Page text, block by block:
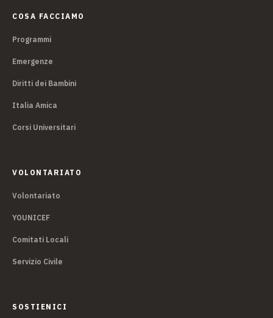
COSA FACCIAMO
Programmi
Emergenze
Diritti dei Bambini
Italia Amica
Corsi Universitari
VOLONTARIATO
Volontariato
YOUNICEF
Comitati Locali
Servizio Civile
SOSTIENICI